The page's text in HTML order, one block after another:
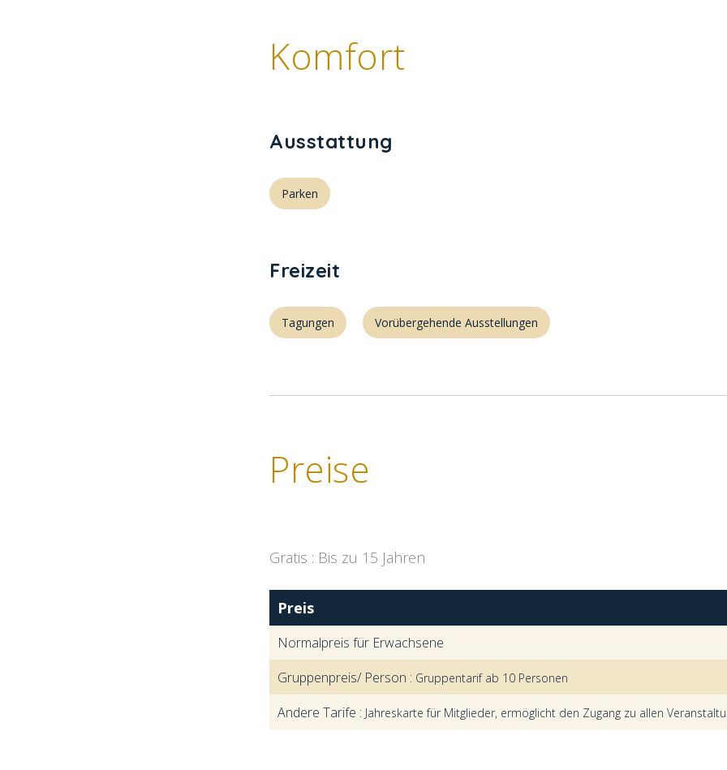
Komfort
Ausstattung
Parken
Freizeit
Tagungen Vorübergehende Ausstellungen
Preise
Gratis : Bis zu 15 Jahren
Preis
Normalpreis für Erwachsene
Gruppenpreis/ Person : Gruppentarif ab 10 Personen
Andere Tarife : Jahreskarte für Mitglieder, ermöglicht den Zugang zu allen